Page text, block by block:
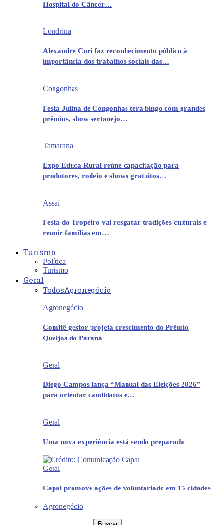
Hospital do Câncer…
Londrina
Alexandre Curi faz reconhecimento público à
importância dos trabalhos sociais das…
Congonhas
Festa Julina de Congonhas terá bingo com grandes
prêmios, show sertanejo…
Tamarana
Expo Educa Rural reúne capacitação para
produtores, rodeio e shows gratuitos…
Assaí
Festa do Tropeiro vai resgatar tradições culturais e
reunir famílias em…
Turismo
Política
Turismo
Geral
TodosAgronegócio
Agronegócio
Comitê gestor projeta crescimento do Prêmio
Queijos do Paraná
Geral
Diego Campos lança “Manual das Eleições 2026”
para orientar candidatos e…
Geral
Uma nova experiência está sendo preparada
Geral
Capal promove ações de voluntariado em 15 cidades
Agronegócio